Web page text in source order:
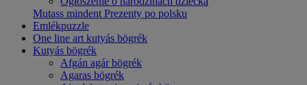
Mutass mindent Prezenty po polsku
Emlékpuzzle
One line art kutyás bögrék
Kutyás bögrék
Afgán agár bögrék
Agaras bögrék